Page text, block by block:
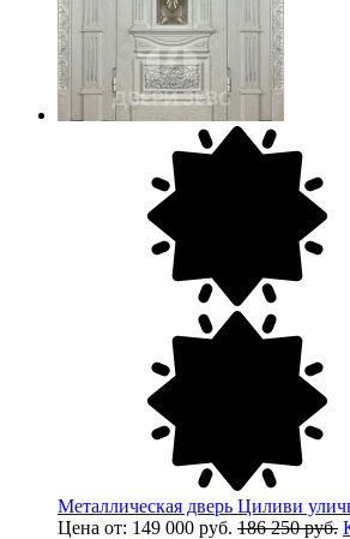
Металлическая дверь Циливи
Цена от: 149 000 руб. 186 250 руб.